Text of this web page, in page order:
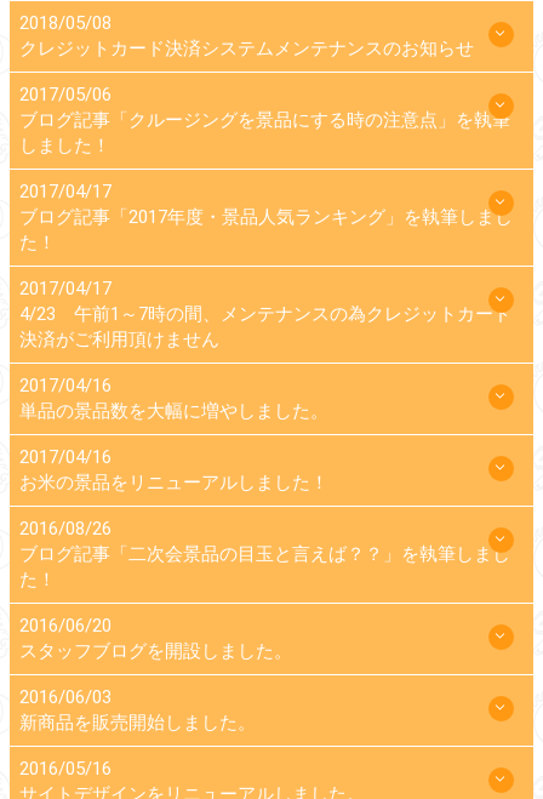
2018/05/08
クレジットカード決済システムメンテナンスのお知らせ
2017/05/06
ブログ記事「クルージングを景品にする時の注意点」を執筆
しました！
2017/04/17
ブログ記事「2017年度・景品人気ランキング」を執筆しまし
た！
2017/04/17
4/23 午前1～7時の間、メンテナンスの為クレジットカード
決済がご利用頂けません
2017/04/16
単品の景品数を大幅に増やしました。
2017/04/16
お米の景品をリニューアルしました！
2016/08/26
ブログ記事「二次会景品の目玉と言えば？？」を執筆しまし
た！
2016/06/20
スタッフブログを開設しました。
2016/06/03
新商品を販売開始しました。
2016/05/16